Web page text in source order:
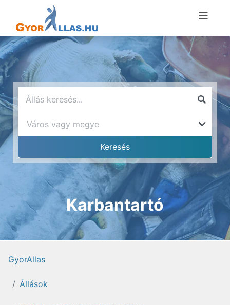
Karbantartó
GyorAllas
Állások